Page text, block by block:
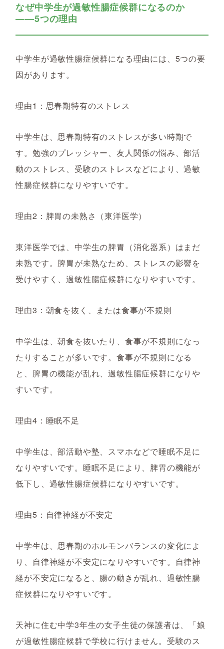
なぜ中学生が過敏性腸症候群になるのか
――5つの理由
中学生が過敏性腸症候群になる理由には、5つの要
因があります。
理由1：思春期特有のストレス
中学生は、思春期特有のストレスが多い時期で
す。勉強のプレッシャー、友人関係の悩み、部活
動のストレス、受験のストレスなどにより、過敏
性腸症候群になりやすいです。
理由2：脾胃の未熟さ（東洋医学）
東洋医学では、中学生の脾胃（消化器系）はまだ
未熟です。脾胃が未熟なため、ストレスの影響を
受けやすく、過敏性腸症候群になりやすいです。
理由3：朝食を抜く、または食事が不規則
中学生は、朝食を抜いたり、食事が不規則になっ
たりすることが多いです。食事が不規則になる
と、脾胃の機能が乱れ、過敏性腸症候群になりや
すいです。
理由4：睡眠不足
中学生は、部活動や塾、スマホなどで睡眠不足に
なりやすいです。睡眠不足により、脾胃の機能が
低下し、過敏性腸症候群になりやすいです。
理由5：自律神経が不安定
中学生は、思春期のホルモンバランスの変化によ
り、自律神経が不安定になりやすいです。自律神
経が不安定になると、腸の動きが乱れ、過敏性腸
症候群になりやすいです。
天神に住む中学3年生の女子生徒の保護者は、「娘
が過敏性腸症候群で学校に行けません。受験のス